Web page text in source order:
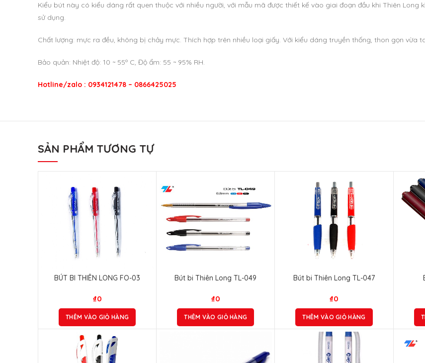
Kiểu bút này có kiểu dáng rất quen thuộc với nhiều người, với mẫu mã được thiết kế vào giai đoạn đầu khi Thiên Long
sử dụng.
Chất lượng: mực ra đều, không bị chảy mực. Thích hợp trên nhiều loại giấy. Với kiểu dáng truyền thống, thon gọn vừa
Bảo quản: Nhiệt độ: 10 ~ 55º C, Độ ẩm: 55 ~ 95% RH.
Hotline/zalo : 0934121478 – 0866425025
SẢN PHẨM TƯƠNG TỰ
BÚT BI THIÊN LONG FO-03
₫0
THÊM VÀO GIỎ HÀNG
Bút bi Thiên Long TL-049
₫0
THÊM VÀO GIỎ HÀNG
Bút bi Thiên Long TL-047
₫0
THÊM VÀO GIỎ HÀNG